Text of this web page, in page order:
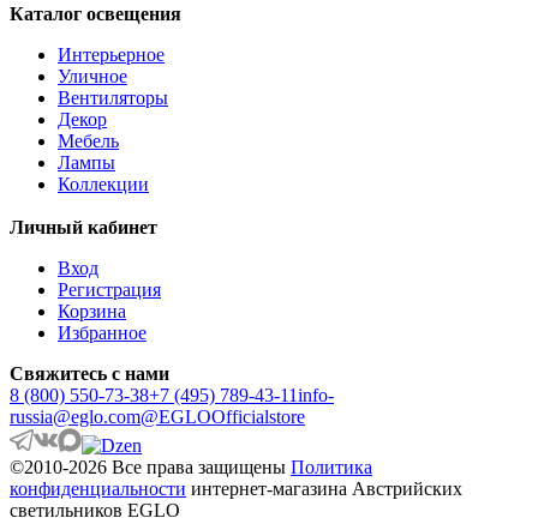
ANKAREFO
ANTELAO
ANTIPOLO
ANWICK
ANWICK 1
ANZINO
APRICALE
ARACENA
ARANGONA
ARANZOLA
ARENALES
ARGOLIS 2
ARISCANI
ARISCANI 2
ARNHEM
ARRECIFE
ARTANA
ASBY
ASINDRO
ATOLLARI
AULIYE
AUROTONELLO
AUSTELL
AZAR 60
Каталог освещения
Интерьерное
Уличное
Вентиляторы
Декор
Мебель
Лампы
Коллекции
Личный кабинет
Вход
Регистрация
Корзина
Избранное
Свяжитесь с нами
8 (800) 550-73-38+7 (495) 789-43-11info-
russia@eglo.com@EGLOOfficialstore
©2010-2026 Все права защищены Политика
конфиденциальности интернет-магазина Австрийских
светильников EGLO